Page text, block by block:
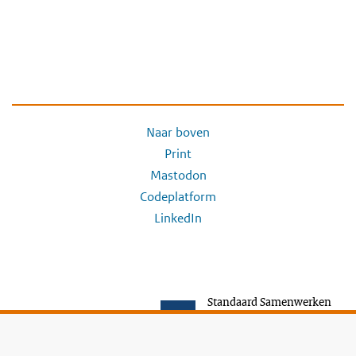
Naar boven
Print
Mastodon
Codeplatform
LinkedIn
Standaard Samenwerken